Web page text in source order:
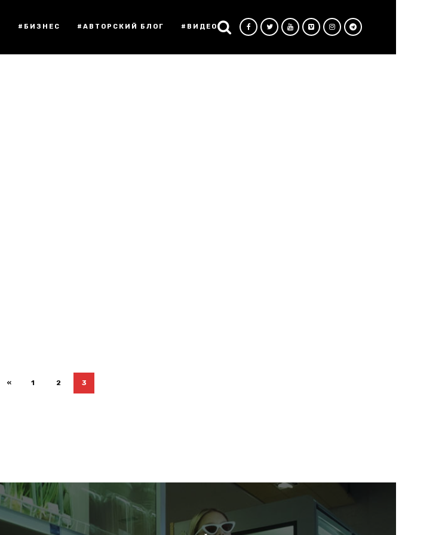
#БИЗНЕС #АВТОРСКИЙ БЛОГ #ВИДЕО
« 1 2 3